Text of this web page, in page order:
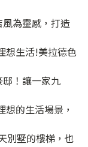
為靈感，打造
想生活!美拉德色
！讓一家九
的生活場景，
別墅的樓梯，也